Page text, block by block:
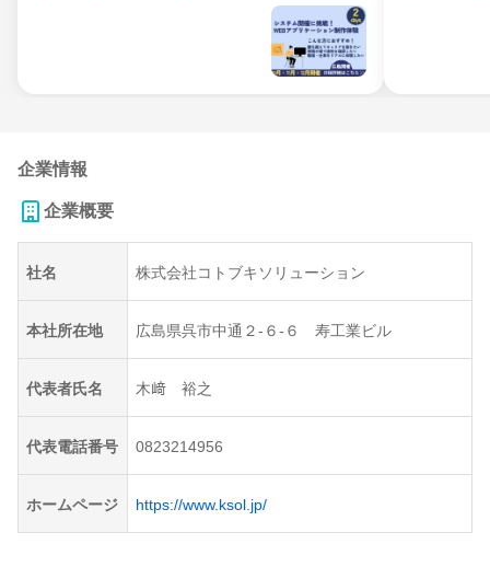
企業情報
企業概要
社名 株式会社コトブキソリューション
本社所在地 広島県呉市中通２-６-６ 寿工業ビル
代表者氏名 木﨑 裕之
代表電話番号 0823214956
ホームページ https://www.ksol.jp/